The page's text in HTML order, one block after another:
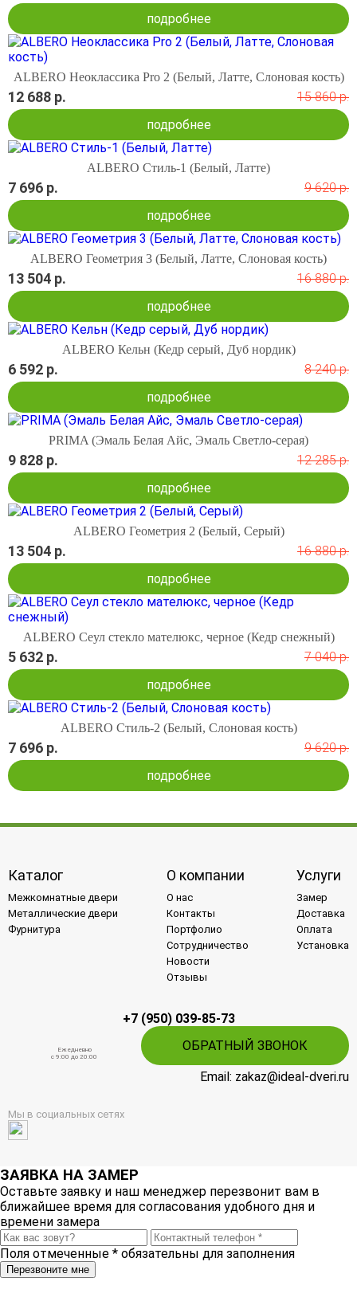
подробнее
ALBERO Неоклассика Pro 2 (Белый, Латте, Слоновая кость)
12 688 р.
15 860 р.
подробнее
ALBERO Стиль-1 (Белый, Латте)
7 696 р.
9 620 р.
подробнее
ALBERO Геометрия 3 (Белый, Латте, Слоновая кость)
13 504 р.
16 880 р.
подробнее
ALBERO Кельн (Кедр серый, Дуб нордик)
6 592 р.
8 240 р.
подробнее
PRIMA (Эмаль Белая Айс, Эмаль Светло-серая)
9 828 р.
12 285 р.
подробнее
ALBERO Геометрия 2 (Белый, Серый)
13 504 р.
16 880 р.
подробнее
ALBERO Сеул стекло мателюкс, черное (Кедр снежный)
5 632 р.
7 040 р.
подробнее
ALBERO Стиль-2 (Белый, Слоновая кость)
7 696 р.
9 620 р.
подробнее
Каталог
Межкомнатные двери
Металлические двери
Фурнитура
О компании
О нас
Контакты
Портфолио
Сотрудничество
Новости
Отзывы
Услуги
Замер
Доставка
Оплата
Установка
+7 (950) 039-85-73
Ежедневно
c 9:00 до 20:00
ОБРАТНЫЙ ЗВОНОК
Email: zakaz@ideal-dveri.ru
Мы в социальных сетях
ЗАЯВКА НА ЗАМЕР
Оставьте заявку и наш менеджер перезвонит вам в
ближайшее время для согласования удобного дня и
времени замера
Поля отмеченные * обязательны для заполнения